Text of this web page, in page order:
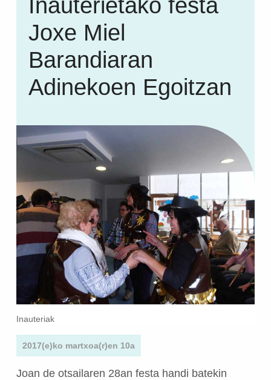
Inauterietako festa
Joxe Miel
Barandiaran
Adinekoen Egoitzan
Inauteriak
2017(e)ko martxoa(r)en 10a
Joan de otsailaren 28an festa handi batekin